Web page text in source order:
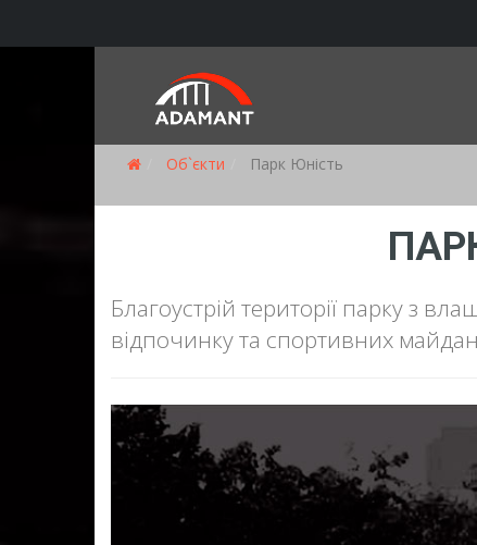
Об`єкти Парк Юність
Благоустрій території парку з
відпочинку та спортивних